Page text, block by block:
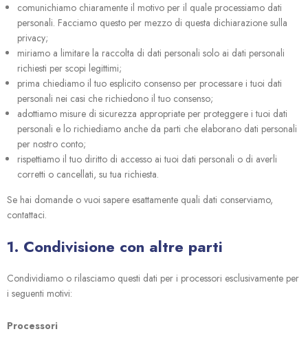
comunichiamo chiaramente il motivo per il quale processiamo dati
personali. Facciamo questo per mezzo di questa dichiarazione sulla
privacy;
miriamo a limitare la raccolta di dati personali solo ai dati personali
richiesti per scopi legittimi;
prima chiediamo il tuo esplicito consenso per processare i tuoi dati
personali nei casi che richiedono il tuo consenso;
adottiamo misure di sicurezza appropriate per proteggere i tuoi dati
personali e lo richiediamo anche da parti che elaborano dati personali
per nostro conto;
rispettiamo il tuo diritto di accesso ai tuoi dati personali o di averli
corretti o cancellati, su tua richiesta.
Se hai domande o vuoi sapere esattamente quali dati conserviamo,
contattaci.
1. Condivisione con altre parti
Condividiamo o rilasciamo questi dati per i processori esclusivamente per
i seguenti motivi:
Processori